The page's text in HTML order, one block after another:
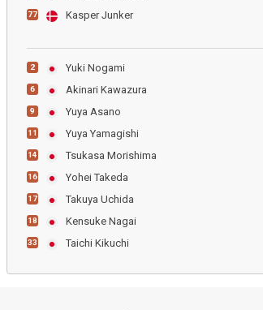
77 Kasper Junker
2 Yuki Nogami
6 Akinari Kawazura
9 Yuya Asano
11 Yuya Yamagishi
14 Tsukasa Morishima
16 Yohei Takeda
17 Takuya Uchida
18 Kensuke Nagai
33 Taichi Kikuchi